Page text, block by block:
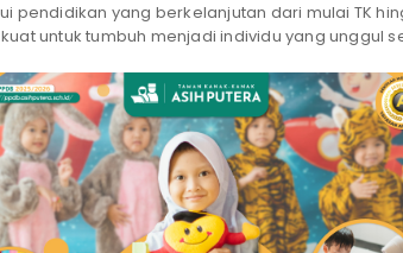
pendidikan yang berkelanjutan dari mulai TK
untuk tumbuh menjadi individu yang unggul